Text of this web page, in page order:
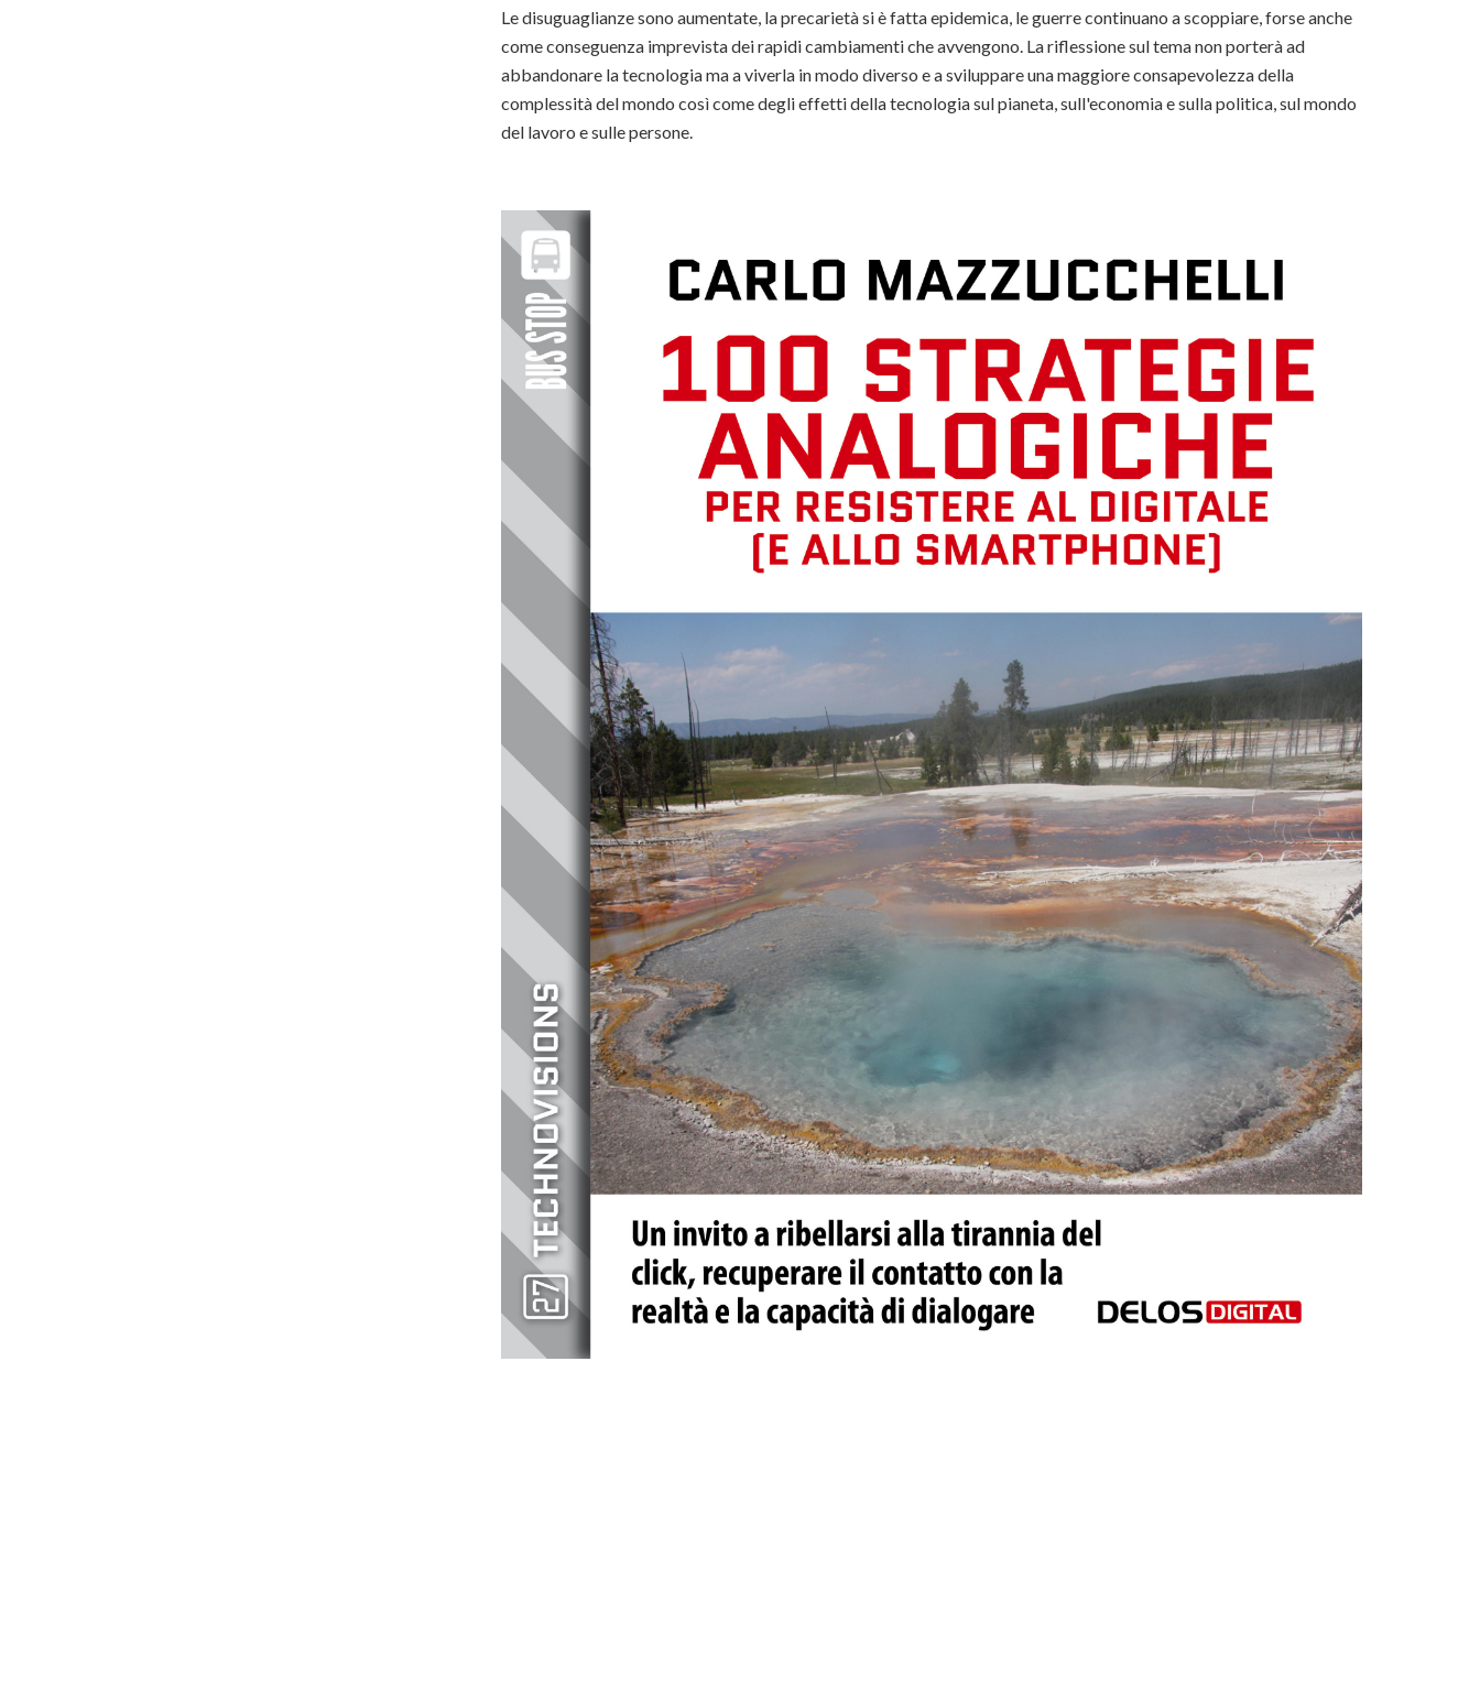
Le disuguaglianze sono aumentate, la precarietà si è fatta epidemica, le guerre continuano a scoppiare, forse anche
come conseguenza imprevista dei rapidi cambiamenti che avvengono. La riflessione sul tema non porterà ad
abbandonare la tecnologia ma a viverla in modo diverso e a sviluppare una maggiore consapevolezza della
complessità del mondo così come degli effetti della tecnologia sul pianeta, sull'economia e sulla politica, sul mondo
del lavoro e sulle persone.